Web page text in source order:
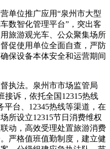
单位推广应用“泉州市大型
数智化管理平台”，突出客
旅游观光车、公众聚集场所
促使用单位全面自查，严防
保设备本体安全和运营期间
执法。泉州市市场监管局
接诉，依托全国12315热线
平台、12345热线等渠道，在
所设立12315节日消费维权
动，高效受理处置旅游消费
严格值班值勤制度，建立健